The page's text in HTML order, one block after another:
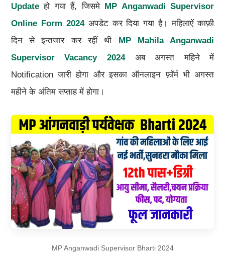
Updateहो गया हैं, जिसमे MP Anganwadi Supervisor
Online Form 2024अपडेट कर दिया गया है। महिलाऐं काफ़ी
दिन से इन्तजार कर रहीं थी MP Mahila Anganwadi
Supervisor Vacancy 2024अब अगस्त महिने में
Notification जारी होगा और इसका ऑनलाइन फ़ॉर्म भी अगस्त
महीने के अंतिम सप्ताह में होगा।
MP Anganwadi Supervisor Bharti 2024